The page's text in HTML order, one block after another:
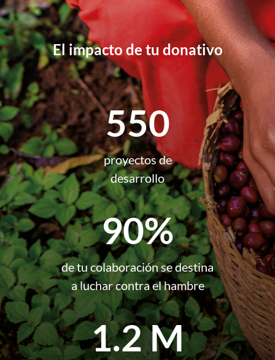
El impacto de tu donativo
550
proyectos de
desarrollo
90%
de tu colaboración se destina
a luchar contra el hambre
1.2 M